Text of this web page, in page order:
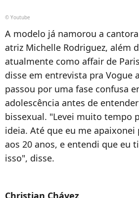
© Youtube
A modelo já namorou a
atriz Michelle Rodriguez, além
atualmente como affair de
disse em entrevista pra Vogue
passou por uma fase confusa
adolescência antes de
bissexual. "Levei muito tempo
ideia. Até que eu me
aos 20 anos, e entendi que eu
isso", disse.
Christian Chávez